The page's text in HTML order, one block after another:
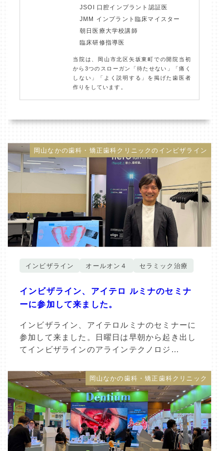
JSOI 口腔インプラント認証医
JMM インプラント臨床マイスター
朝日医療大学校講師
臨床研修指導医
当院は、岡山市北区矢坂東町での開院当初
から3つのスローガン「待たせない」「痛く
しない」「よく説明する」を掲げた歯医者
作りをしています。
岡山なかの歯科・矯正歯科クリニックのインビザライン
インビザライン オールオン４ セラミック治療
インビザライン、アイテロ ルミナのセミナ
ーに参加して来ました。
インビザライン、アイテロルミナのセミナーに
参加して来ました。日曜日は早朝から起き出し
てインビザラインのアラインテクノロジ…
岡山なかの歯科・矯正歯科クリニック